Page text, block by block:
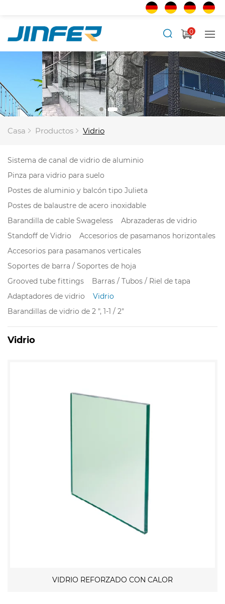
0
Casa Productos Vidrio
Sistema de canal de vidrio de aluminio
Pinza para vidrio para suelo
Postes de aluminio y balcón tipo Julieta
Postes de balaustre de acero inoxidable
Barandilla de cable Swageless
Abrazaderas de vidrio
Standoff de Vidrio
Accesorios de pasamanos horizontales
Accesorios para pasamanos verticales
Soportes de barra / Soportes de hoja
Grooved tube fittings
Barras / Tubos / Riel de tapa
Adaptadores de vidrio
Vidrio
Barandillas de vidrio de 2 ", 1-1 / 2"
Vidrio
VIDRIO REFORZADO CON CALOR